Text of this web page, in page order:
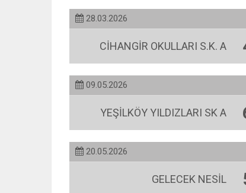
28.03.2026
CİHANGİR OKULLARI S.K. A
09.05.2026
YEŞİLKÖY YILDIZLARI SK A
20.05.2026
GELECEK NESİL